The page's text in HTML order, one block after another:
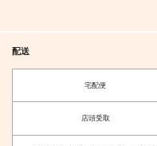
配送
宅配便
店頭受取